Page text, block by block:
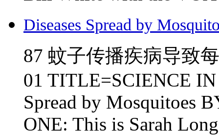
Diseases Spread by
87 蚊子传播疾病导致
01 TITLE=SCIENCE IN
Spread by Mosquitoes
ONE: This is Sarah